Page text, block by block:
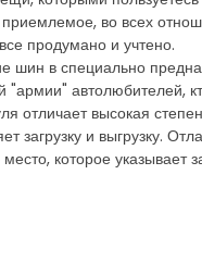
во всех
продумано и учтено.
шин в специально
"армии" автолюбителей,
отличает высокая
загрузку и выгрузку.
которое указывает